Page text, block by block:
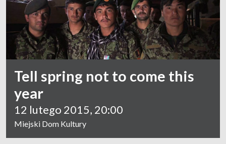
Tell spring not to come this
year
12 lutego 2015, 20:00
Miejski Dom Kultury